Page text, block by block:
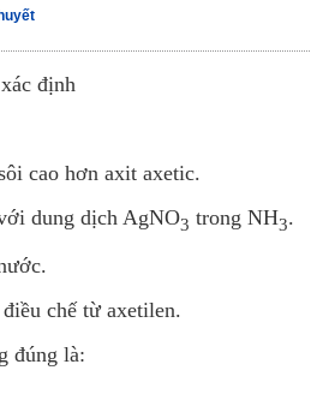
định
cao hơn axit axetic.
dung dịch AgNO3 trong NH3.
chế từ axetilen.
đúng là: